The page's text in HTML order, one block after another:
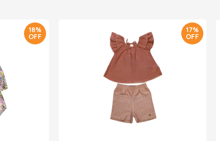
18%
OFF
17%
OFF